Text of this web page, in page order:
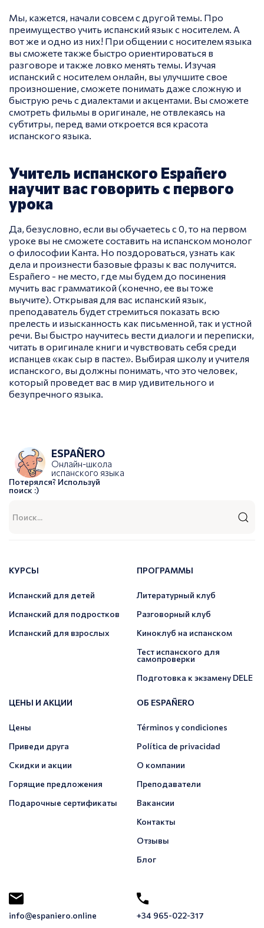
Мы, кажется, начали совсем с другой темы. Про
преимущество учить испанский язык с носителем. А
вот же и одно из них! При общении с носителем языка
вы сможете также быстро ориентироваться в
разговоре и также ловко менять темы. Изучая
испанский с носителем онлайн, вы улучшите свое
произношение, сможете понимать даже сложную и
быструю речь с диалектами и акцентами. Вы сможете
смотреть фильмы в оригинале, не отвлекаясь на
субтитры, перед вами откроется вся красота
испанского языка.
Учитель испанского Españero
научит вас говорить с первого
урока
Да, безусловно, если вы обучаетесь с 0, то на первом
уроке вы не сможете составить на испанском монолог
о философии Канта. Но поздороваться, узнать как
дела и произнести базовые фразы к вас получится.
Españero - не место, где мы будем до посинения
мучить вас грамматикой (конечно, ее вы тоже
выучите). Открывая для вас испанский язык,
преподаватель будет стремиться показать всю
прелесть и изысканность как письменной, так и устной
речи. Вы быстро научитесь вести диалоги и переписки,
читать в оригинале книги и чувствовать себя среди
испанцев «как сыр в пасте». Выбирая школу и учителя
испанского, вы должны понимать, что это человек,
который проведет вас в мир удивительного и
безупречного языка.
ESPAÑERO
Онлайн-школа
испанского языка
Потерялся? Используй
поиск :)
КУРСЫ
Испанский для детей
Испанский для подростков
Испанский для взрослых
ПРОГРАММЫ
Литературный клуб
Разговорный клуб
Киноклуб на испанском
Тест испанского для
самопроверки
Подготовка к экзамену DELE
ЦЕНЫ И АКЦИИ
Цены
Приведи друга
Скидки и акции
Горящие предложения
Подарочные сертификаты
ОБ ESPAÑERO
Términos y condiciones
Política de privacidad
О компании
Преподаватели
Вакансии
Контакты
Отзывы
Блог
info@espaniero.online +34 965-022-317